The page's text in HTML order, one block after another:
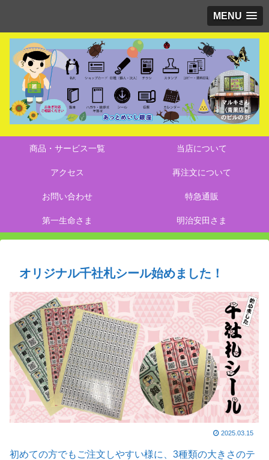
MENU
商品・サービス一覧 当店について
アクセス 再注文について
お問い合わせ 特急通販
第一生命さま 明治安田さま
オリジナル千社札シール始めました！
2025.03.15
初めての方でもご注文しやすい様に、3種類の大きさのテ